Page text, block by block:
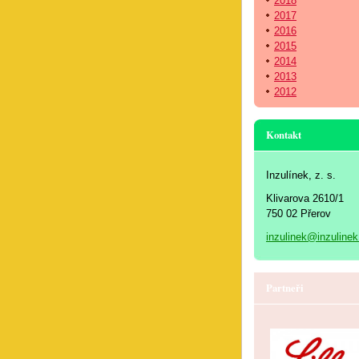
2017
2016
2015
2014
2013
2012
Kontakt
Inzulínek, z. s.
Klivarova 2610/1
750 02 Přerov
Partneři